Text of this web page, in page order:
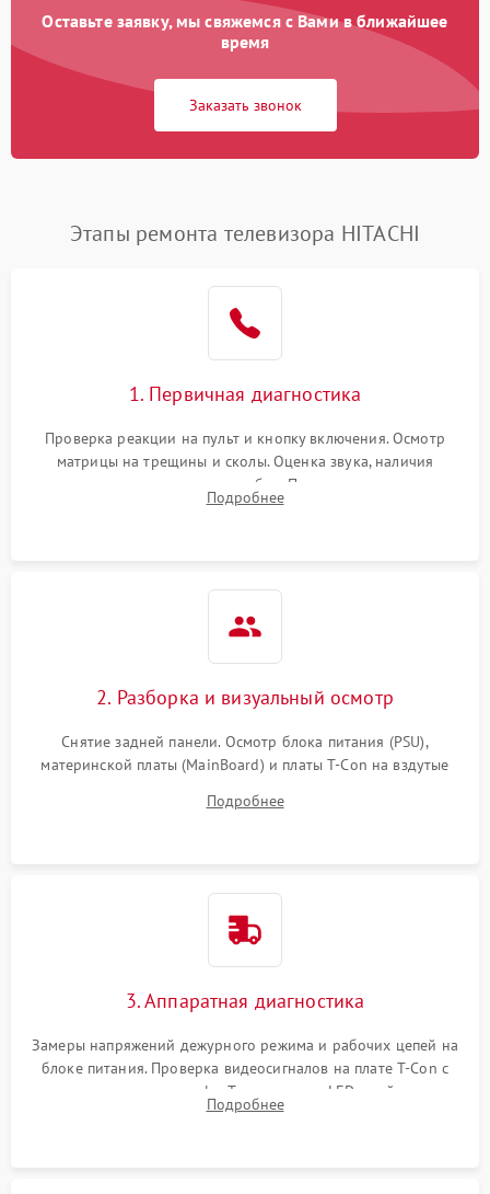
Оставьте заявку, мы свяжемся с Вами в ближайшее
время
Заказать звонок
Этапы ремонта телевизора HITACHI
1. Первичная диагностика
Проверка реакции на пульт и кнопку включения. Осмотр
матрицы на трещины и сколы. Оценка звука, наличия
подсветки и индикаторов ошибок. Подключение тестовых
источников сигнала для выявления симптомов поломки.
Подробнее
2. Разборка и визуальный осмотр
Снятие задней панели. Осмотр блока питания (PSU),
материнской платы (MainBoard) и платы T-Con на вздутые
Проверка надежности фиксации и целостности шлейфов.
Подробнее
3. Аппаратная диагностика
Замеры напряжений дежурного режима и рабочих цепей на
блоке питания. Проверка видеосигналов на плате T-Con с
помощью осциллографа. Тестирование LED-драйвера и
светодиодных планок подсветки мультиметром.
Подробнее